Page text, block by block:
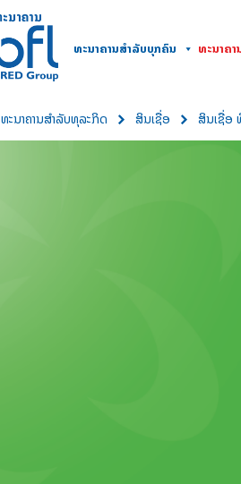
ທະນາຄານສໍາລັບບຸກຄົນ ທະນາຄ
ທະນາຄານສຳລັບທຸລະກິດ ສິນເຊື່ອ ສິນເຊື່ອ